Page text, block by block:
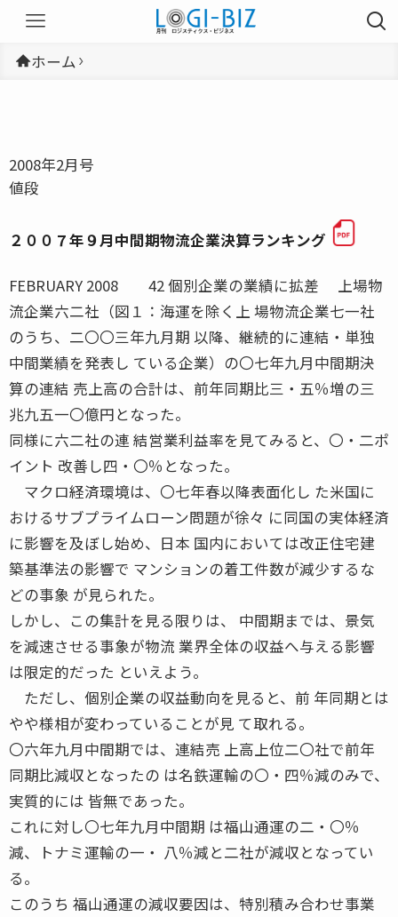
ホーム
2008年2月号
値段
２００７年９月中間期物流企業決算ランキング
FEBRUARY 2008 42 個別企業の業績に拡差 上場物
流企業六二社（図１：海運を除く上 場物流企業七一社
のうち、二〇〇三年九月期 以降、継続的に連結・単独
中間業績を発表し ている企業）の〇七年九月中間期決
算の連結 売上高の合計は、前年同期比三・五％増の三
兆九五一〇億円となった。
同様に六二社の連 結営業利益率を見てみると、〇・二ポ
イント 改善し四・〇％となった。
マクロ経済環境は、〇七年春以降表面化し た米国に
おけるサブプライムローン問題が徐々 に同国の実体経済
に影響を及ぼし始め、日本 国内においては改正住宅建
築基準法の影響で マンションの着工件数が減少するな
どの事象 が見られた。
しかし、この集計を見る限りは、 中間期までは、景気
を減速させる事象が物流 業界全体の収益へ与える影響
は限定的だった といえよう。
ただし、個別企業の収益動向を見ると、前 年同期とは
やや様相が変わっていることが見 て取れる。
〇六年九月中間期では、連結売 上高上位二〇社で前年
同期比減収となったの は名鉄運輸の〇・四％減のみで、
実質的には 皆無であった。
これに対し〇七年九月中間期 は福山通運の二・〇％
減、トナミ運輸の一・ 八％減と二社が減収となってい
る。
このうち 福山通運の減収要因は、特別積み合わせ事業